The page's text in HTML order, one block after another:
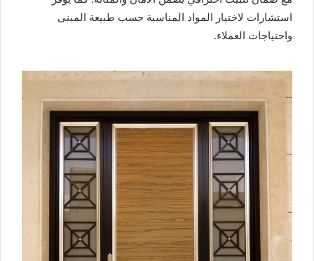
استشارات لاختيار المواد المناسبة حسب طبيعة المبنى
واحتياجات العملاء.